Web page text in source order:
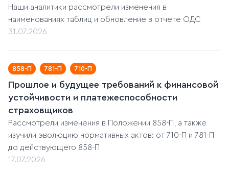
Наши аналитики рассмотрели изменения в
наименованиях таблиц и обновление в отчете ОДС
31.07.2026
858-П 781-П 710-П
Прошлое и будущее требований к финансовой
устойчивости и платежеспособности
страховщиков
Рассмотрели изменения в Положении 858-П, а также
изучили эволюцию нормативных актов: от 710-П и 781-П
до действующего 858-П
17.07.2026